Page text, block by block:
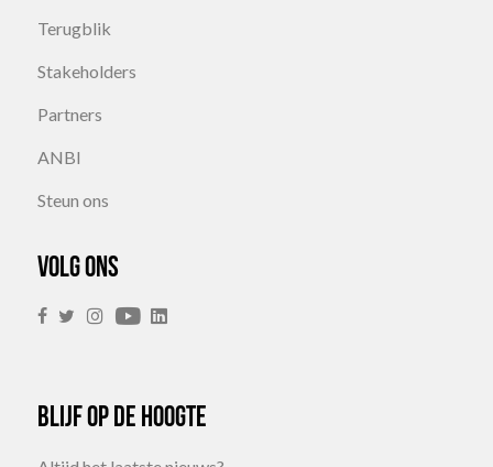
Terugblik
Stakeholders
Partners
ANBI
Steun ons
Volg ons
Blijf op de hoogte